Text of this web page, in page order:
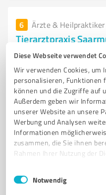
Diese Webseite verwendet
Wir verwenden Cookies, um
personalisieren, Funktionen
können und die Zugriffe auf
Außerdem geben wir
unserer Website an unsere
Werbung und Analysen
Informationen
zusammen, die Sie ihnen
Rahmen Ihrer Nutzung der
Impressum
Einwilligungsauswahl
Notwendig
6 Ärzte & Heilpraktiker
Tierarztpraxis
Umfassende tierärztliche
Nuthetal
TIERARZT NUTHETAL
VETERINÄRMEDIZINISCHE
VORSORGEUNTERSUCHUNGEN
CHIRURGISCHE EINGRIFFE
PRÄVENTIVE MASSNAHMEN
info@tierarzt-saarmund.de